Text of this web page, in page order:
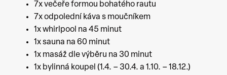
7x večeře formou bohatého rautu
7x odpolední káva s moučníkem
1x whirlpool na 45 minut
1x sauna na 60 minut
1x masáž dle výběru na 30 minut
1x bylinná koupel (1.4. – 30.4. a 1.10. – 18.12.)